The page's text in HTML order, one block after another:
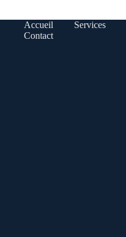
Accueil Services
Contact